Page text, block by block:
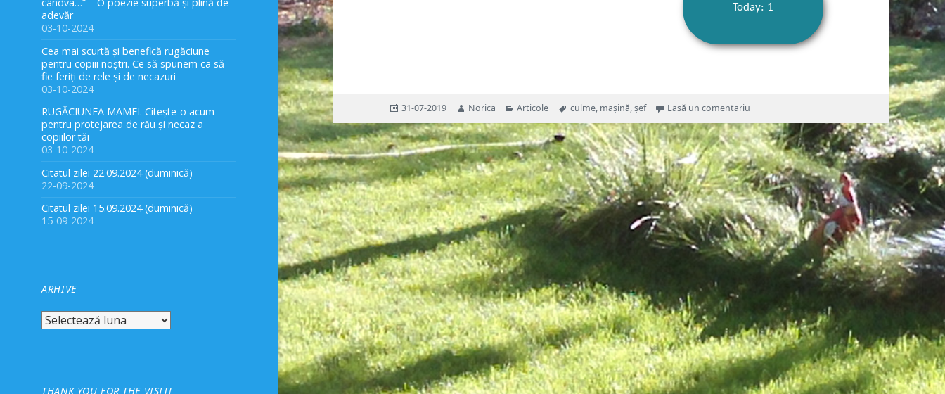
cândva…” – O poezie superbă și plină de
adevăr
03-10-2024
Cea mai scurtă și benefică rugăciune
pentru copiii noștri. Ce să spunem ca să
fie feriți de rele și de necazuri
03-10-2024
RUGĂCIUNEA MAMEI. Citește-o acum
pentru protejarea de rău și necaz a
copiilor tăi
03-10-2024
Citatul zilei 22.09.2024 (duminică)
22-09-2024
Citatul zilei 15.09.2024 (duminică)
15-09-2024
ARHIVE
Arhive
THANK YOU FOR THE VISIT!
Today: 1
Publicat
pe
31-07-2019 Autor
Norica Categorii
Articole Etichete
culme, mașină,șef Lasă un comentariu